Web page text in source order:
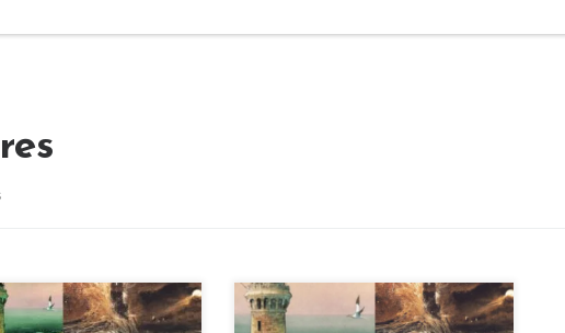
du 21 octobre au 20
Exposition du 21 octobre au 20